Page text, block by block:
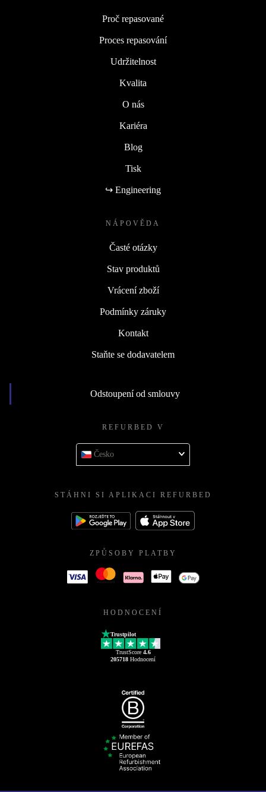
Proč repasované
Proces repasování
Udržitelnost
Kvalita
O nás
Kariéra
Blog
Tisk
↪ Engineering
NÁPOVĚDA
Časté otázky
Stav produktů
Vrácení zboží
Podmínky záruky
Kontakt
Staňte se dodavatelem
Odstoupení od smlouvy
REFURBED V
Česko
STÁHNI SI APLIKACI REFURBED
ZPŮSOBY PLATBY
HODNOCENÍ
Trustpilot
TrustScore 4.6
205718 Hodnocení